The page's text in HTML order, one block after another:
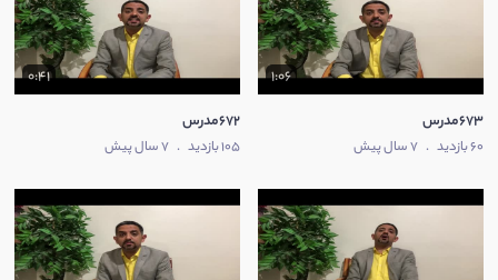
1:06
673مدرس
60 بازدید . 7 سال پیش
0:41
672مدرس
105 بازدید . 7 سال پیش